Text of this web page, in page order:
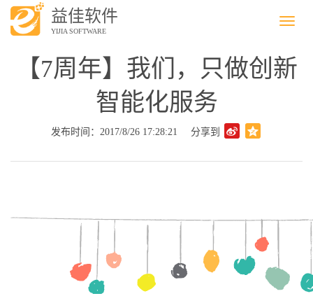
Menu
益佳软件
YIJIA SOFTWARE
【7周年】我们，只做创新
智能化服务
发布时间：2017/8/26 17:28:21 分享到